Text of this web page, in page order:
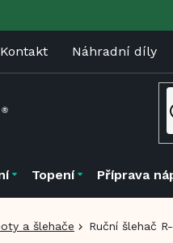
Kontakt Náhradní díly
Topení Příprava
a šlehače Ruční šlehač